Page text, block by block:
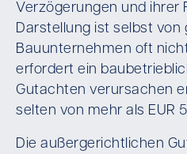
Verzögerungen und ihrer
Darstellung ist selbst von
Bauunternehmen oft
erfordert ein
Gutachten verursachen
selten von mehr als EUR
Die außergerichtlichen